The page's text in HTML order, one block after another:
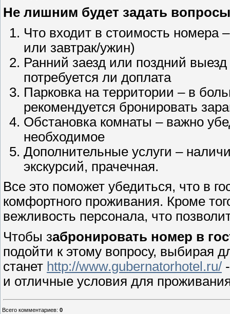
Не лишним будет задать
Что входит в стоимость номера
или завтрак/ужин)
Ранний заезд или поздний
потребуется ли доплата
Парковка на территории – в
рекомендуется бронировать
Обстановка комнаты – важно
необходимое
Дополнительные услуги –
экскурсий, прачечная.
Все это поможет убедиться, что в
комфортного проживания. Кроме
вежливость персонала, что
Чтобы забронировать номер в
подойти к этому вопросу,
станет http://www.gubernatorhotel.ru/
и отличные условия для
Всего комментариев: 0